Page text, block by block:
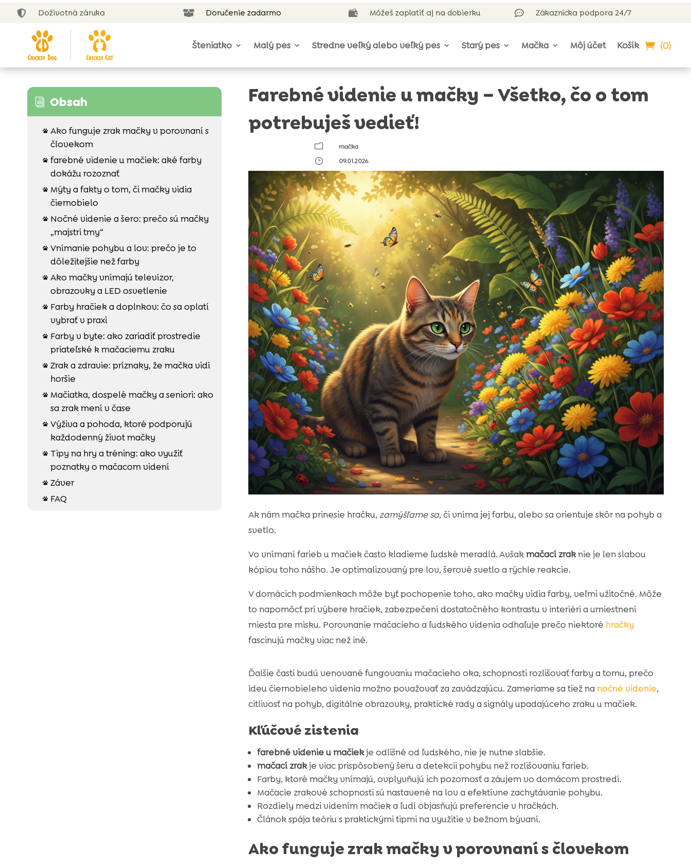
 Doživotná záruka  Doručenie zadarmo  Môžeš zaplatiť aj na dobierku  Zákaznícka podpora 24/7
Šteniatko Malý pes Stredne veľký alebo veľký pes Starý pes Mačka Môj účet Košík (0)
i Obsah
 Ako funguje zrak mačky v porovnaní s
človekom
 farebné videnie u mačiek: aké farby
dokážu rozoznať

Mýty a fakty o tom, či mačky vidia
čiernobielo

Nočné videnie a šero: prečo sú mačky
„majstri tmy“
 Vnímanie pohybu a lov: prečo je to
dôležitejšie než farby
 Ako mačky vnímajú televízor,
obrazovky a LED osvetlenie

Farby hračiek a doplnkov: čo sa oplatí
vybrať v praxi

Farby v byte: ako zariadiť prostredie
priateľské k mačaciemu zraku
 Zrak a zdravie: príznaky, že mačka vidí
horšie

Mačiatka, dospelé mačky a seniori: ako
sa zrak mení v čase
 Výživa a pohoda, ktoré podporujú
každodenný život mačky

Tipy na hry a tréning: ako využiť
poznatky o mačacom videní
 Záver
 FAQ
Farebné videnie u mačky – Všetko, čo o tom
potrebuješ vedieť!
m
mačka
}
09.01.2026
Ak nám mačka prinesie hračku, zamýšľame sa, či vníma jej farbu, alebo sa orientuje skôr na pohyb a
svetlo.
Vo vnímaní farieb u mačiek často kladieme ľudské meradlá. Avšakmačací zraknie je len slabou
kópiou toho nášho. Je optimalizovaný pre lov, šerové svetlo a rýchle reakcie.
V domácich podmienkach môže byť pochopenie toho, ako mačky vidia farby, veľmi užitočné. Môže
to napomôcť pri výbere hračiek, zabezpečení dostatočného kontrastu v interiéri a umiestnení
miesta pre misku. Porovnanie mačacieho a ľudského videnia odhaľuje prečo niektoré hračky
fascinujú mačky viac než iné.
Ďalšie časti budú venované fungovaniu mačacieho oka, schopnosti rozlišovať farby a tomu, prečo
ideu čiernobieleho videnia možno považovať za zavádzajúcu. Zameriame sa tiež na nočné videnie,
citlivosť na pohyb, digitálne obrazovky, praktické rady a signály upadajúceho zraku u mačiek.
Kľúčové zistenia
farebné videnie u mačiekje odlišné od ľudského, nie je nutne slabšie.
mačací zrakje viac prispôsobený šeru a detekcii pohybu než rozlišovaniu farieb.
Farby, ktoré mačky vnímajú, ovplyvňujú ich pozornosť a záujem vo domácom prostredí.
Mačacie zrakové schopnosti sú nastavené na lov a efektívne zachytávanie pohybu.
Rozdiely medzi videním mačiek a ľudí objasňujú preferencie v hračkách.
Článok spája teóriu s praktickými tipmi na využitie v bežnom bývaní.
Ako funguje zrak mačky v porovnaní s človekom